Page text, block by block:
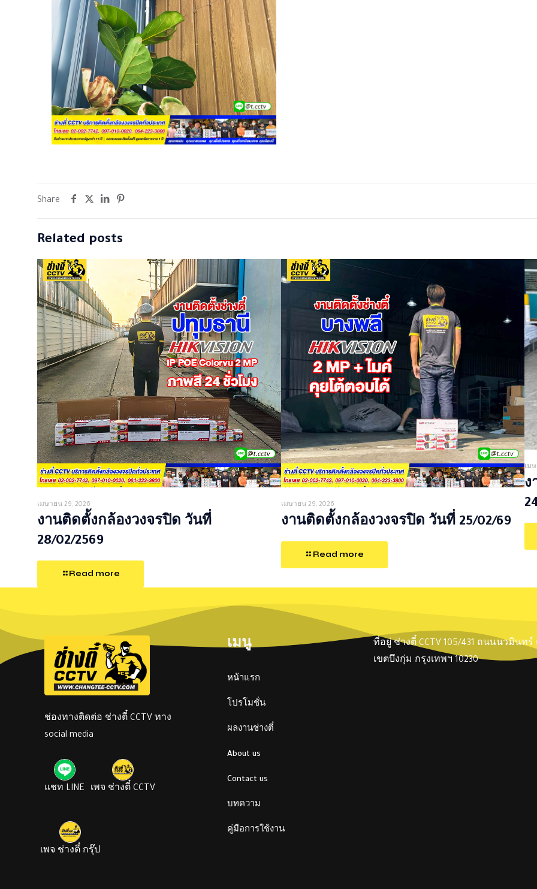
Share
Related posts
เมษายน 29, 2026
งานติดตั้งกล้องวงจรปิด วันที่
28/02/2569
Read more
เมษายน 29, 2026
งานติดตั้งกล้องวงจรปิด วันที่ 25/02/69
Read more
เม
ง
ช่องทางติดต่อ ช่างตี๋ CCTV ทาง
social media
แชท LINE เพจ ช่างตี๋ CCTV
เพจ ช่างตี๋ กรุ๊ป
เมนู
หน้าแรก
โปรโมชั่น
ผลงานช่างตี๋
About us
Contact us
บทความ
คู่มือการใช้งาน
ที่อยู่ ช่างตี๋ CCTV 105/431 ถนนนวมินท
เขตบึงกุ่ม กรุงเทพฯ 10230